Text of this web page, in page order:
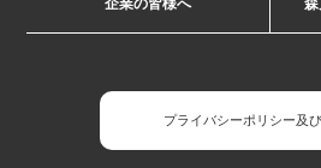
プライバシーポリシー及